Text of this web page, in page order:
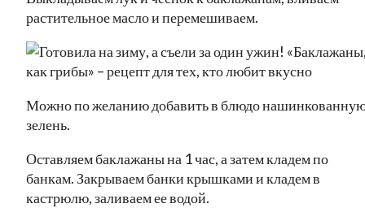
растительное масло и перемешиваем.
Можно по желанию добавить в блюдо
зелень.
Оставляем баклажаны на 1 час, а затем кладем по
банкам. Закрываем банки крышками и кладем в
кастрюлю, заливаем ее водой.